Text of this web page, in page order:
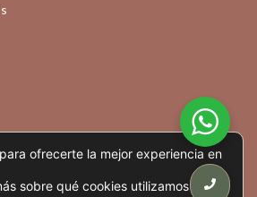
ofrecerte la mejor experiencia en
sobre qué cookies utilizamos o